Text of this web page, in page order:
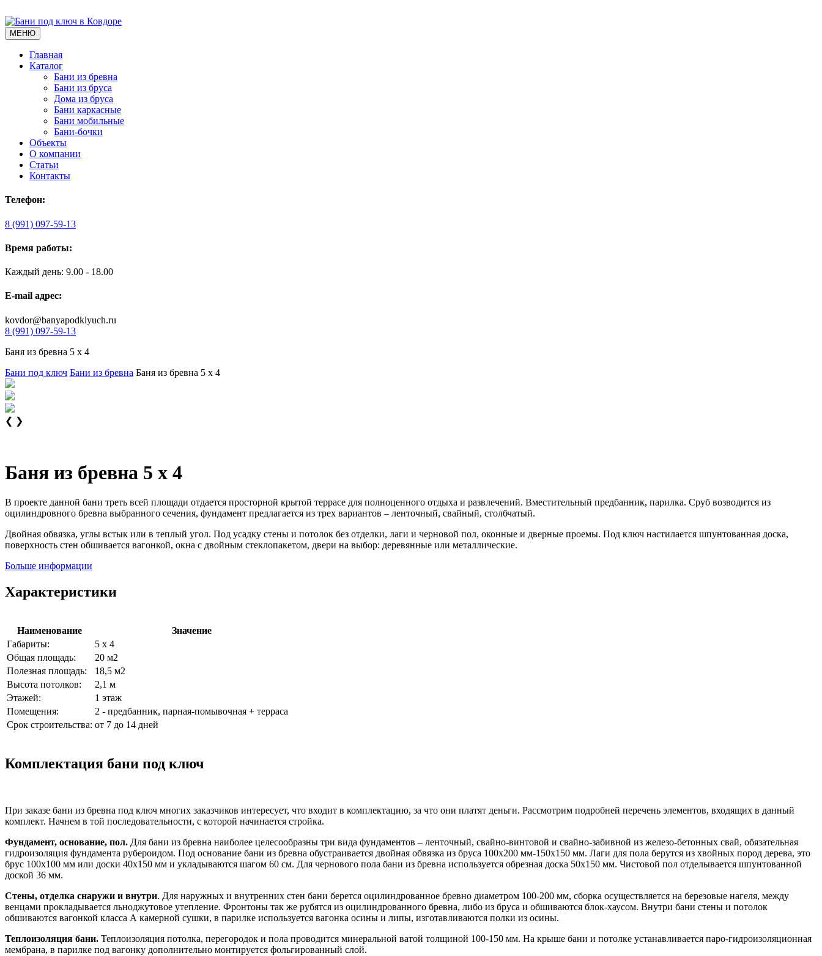
МЕНЮ
Главная
Каталог
Бани из бревна
Бани из бруса
Дома из бруса
Бани каркасные
Бани мобильные
Бани-бочки
Объекты
О компании
Статьи
Контакты
Телефон:
8 (991) 097-59-13
Время работы:
Каждый день: 9.00 - 18.00
E-mail адрес:
kovdor@banyapodklyuch.ru
8 (991) 097-59-13
Баня из бревна 5 х 4
Бани под ключ Бани из бревна Баня из бревна 5 х 4
❮ ❯
Баня из бревна 5 х 4
В проекте данной бани треть всей площади отдается просторной крытой террасе для полноценного отдыха и развлечений. Вместительный предбанник, парилка. Сруб возводится из
оцилиндровного бревна выбранного сечения, фундамент предлагается из трех вариантов – ленточный, свайный, столбчатый.
Двойная обвязка, углы встык или в теплый угол. Под усадку стены и потолок без отделки, лаги и черновой пол, оконные и дверные проемы. Под ключ настилается шпунтованная доска,
поверхность стен обшивается вагонкой, окна с двойным стеклопакетом, двери на выбор: деревянные или металлические.
Больше информации
Характеристики
Наименование
Значение
Габариты:
5 х 4
Общая площадь:
20 м2
Полезная площадь:
18,5 м2
Высота потолков:
2,1 м
Этажей:
1 этаж
Помещения:
2 - предбанник, парная-помывочная + терраса
Срок строительства: от 7 до 14 дней
Комплектация бани под ключ
При заказе бани из бревна под ключ многих заказчиков интересует, что входит в комплектацию, за что они платят деньги. Рассмотрим подробней перечень элементов, входящих в данный
комплект. Начнем в той последовательности, с которой начинается стройка.
Фундамент, основание, пол. Для бани из бревна наиболее целесообразны три вида фундаментов – ленточный, свайно-винтовой и свайно-забивной из железо-бетонных свай, обязательная
гидроизоляция фундамента рубероидом. Под основание бани из бревна обустраивается двойная обвязка из бруса 100х200 мм-150х150 мм. Лаги для пола берутся из хвойных пород дерева, это
брус 100х100 мм или доски 40х150 мм и укладываются шагом 60 см. Для чернового пола бани из бревна используется обрезная доска 50х150 мм. Чистовой пол отделывается шпунтованной
доской 36 мм.
Стены, отделка снаружи и внутри. Для наружных и внутренних стен бани берется оцилиндрованное бревно диаметром 100-200 мм, сборка осуществляется на березовые нагеля, между
венцами прокладывается льноджутовое утепление. Фронтоны так же рубятся из оцилиндрованного бревна, либо из бруса и обшиваются блок-хаусом. Внутри бани стены и потолок
обшиваются вагонкой класса А камерной сушки, в парилке используется вагонка осины и липы, изготавливаются полки из осины.
Теплоизоляция бани. Теплоизоляция потолка, перегородок и пола проводится минеральной ватой толщиной 100-150 мм. На крыше бани и потолке устанавливается паро-гидроизоляционная
мембрана, в парилке под вагонку дополнительно монтируется фольгированный слой.